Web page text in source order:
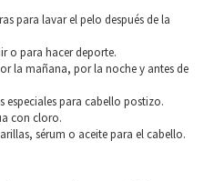
para lavar el pelo después de la
o para hacer deporte.
la mañana, por la noche y antes de
para cabello postizo.
con cloro.
sérum o aceite para el cabello.